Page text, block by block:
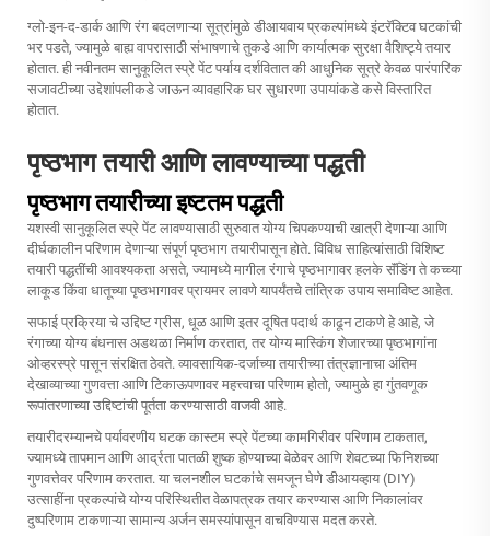
ग्लो-इन-द-डार्क आणि रंग बदलणाऱ्या सूत्रांमुळे डीआयवाय प्रकल्पांमध्ये इंटरॅक्टिव घटकांची
भर पडते, ज्यामुळे बाह्य वापरासाठी संभाषणाचे तुकडे आणि कार्यात्मक सुरक्षा वैशिष्ट्ये तयार
होतात. ही नवीनतम सानुकूलित स्प्रे पेंट पर्याय दर्शवितात की आधुनिक सूत्रे केवळ पारंपारिक
सजावटीच्या उद्देशांपलीकडे जाऊन व्यावहारिक घर सुधारणा उपायांकडे कसे विस्तारित
होतात.
पृष्ठभाग तयारी आणि लावण्याच्या पद्धती
पृष्ठभाग तयारीच्या इष्टतम पद्धती
यशस्वी सानुकूलित स्प्रे पेंट लावण्यासाठी सुरुवात योग्य चिपकण्याची खात्री देणाऱ्या आणि
दीर्घकालीन परिणाम देणाऱ्या संपूर्ण पृष्ठभाग तयारीपासून होते. विविध साहित्यांसाठी विशिष्ट
तयारी पद्धतींची आवश्यकता असते, ज्यामध्ये मागील रंगाचे पृष्ठभागावर हलके सॅंडिंग ते कच्च्या
लाकूड किंवा धातूच्या पृष्ठभागावर प्रायमर लावणे यापर्यंतचे तांत्रिक उपाय समाविष्ट आहेत.
सफाई प्रक्रिया चे उद्दिष्ट ग्रीस, धूळ आणि इतर दूषित पदार्थ काढून टाकणे हे आहे, जे
रंगाच्या योग्य बंधनास अडथळा निर्माण करतात, तर योग्य मास्किंग शेजारच्या पृष्ठभागांना
ओव्हरस्प्रे पासून संरक्षित ठेवते. व्यावसायिक-दर्जाच्या तयारीच्या तंत्रज्ञानाचा अंतिम
देखाव्याच्या गुणवत्ता आणि टिकाऊपणावर महत्त्वाचा परिणाम होतो, ज्यामुळे हा गुंतवणूक
रूपांतरणाच्या उद्दिष्टांची पूर्तता करण्यासाठी वाजवी आहे.
तयारीदरम्यानचे पर्यावरणीय घटक कास्टम स्प्रे पेंटच्या कामगिरीवर परिणाम टाकतात,
ज्यामध्ये तापमान आणि आर्द्रता पातळी शुष्क होण्याच्या वेळेवर आणि शेवटच्या फिनिशच्या
गुणवत्तेवर परिणाम करतात. या चलनशील घटकांचे समजून घेणे डीआयव्हाय (DIY)
उत्साहींना प्रकल्पांचे योग्य परिस्थितीत वेळापत्रक तयार करण्यास आणि निकालांवर
दुष्परिणाम टाकणाऱ्या सामान्य अर्जन समस्यांपासून वाचविण्यास मदत करते.